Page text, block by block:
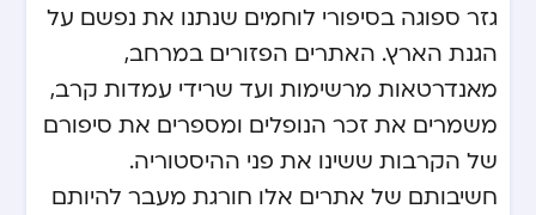
גזר ספוגה בסיפורי לוחמים שנתנו את נפשם על
הגנת הארץ. האתרים הפזורים במרחב,
מאנדרטאות מרשימות ועד שרידי עמדות קרב,
משמרים את זכר הנופלים ומספרים את סיפורם
של הקרבות ששינו את פני ההיסטוריה.
חשיבותם של אתרים אלו חורגת מעבר להיותם